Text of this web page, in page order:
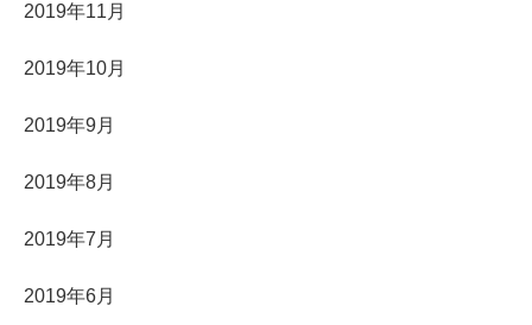
2019年11月
2019年10月
2019年9月
2019年8月
2019年7月
2019年6月